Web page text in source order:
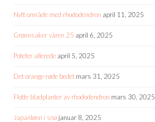
Nytt område med rhododendron april 11, 2025
Grønnsaker våren 25 april 6, 2025
Poteter allerede april 5, 2025
Det orange-røde bedet mars 31, 2025
Flotte bladplanter av rhododendron mars 30, 2025
Japanlønn i snø januar 8, 2025